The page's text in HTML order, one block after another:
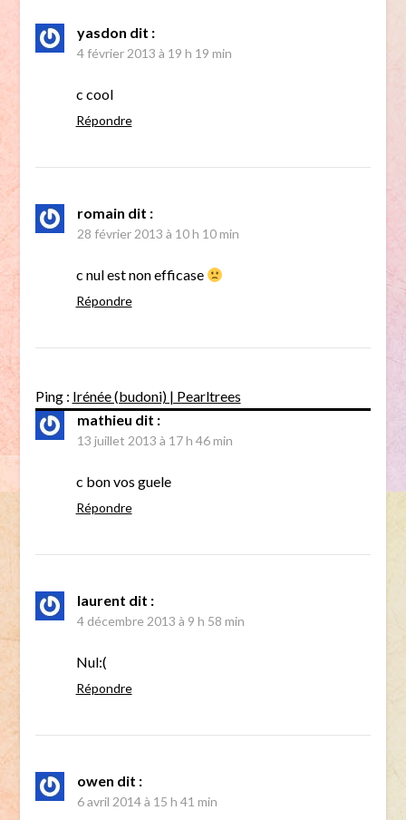
yasdon dit :
4 février 2013 à 19 h 19 min
c cool
Répondre
romain dit :
28 février 2013 à 10 h 10 min
c nul est non efficase
Répondre
Ping : Irénée (budoni) | Pearltrees
mathieu dit :
13 juillet 2013 à 17 h 46 min
c bon vos guele
Répondre
laurent dit :
4 décembre 2013 à 9 h 58 min
Nul:(
Répondre
owen dit :
6 avril 2014 à 15 h 41 min